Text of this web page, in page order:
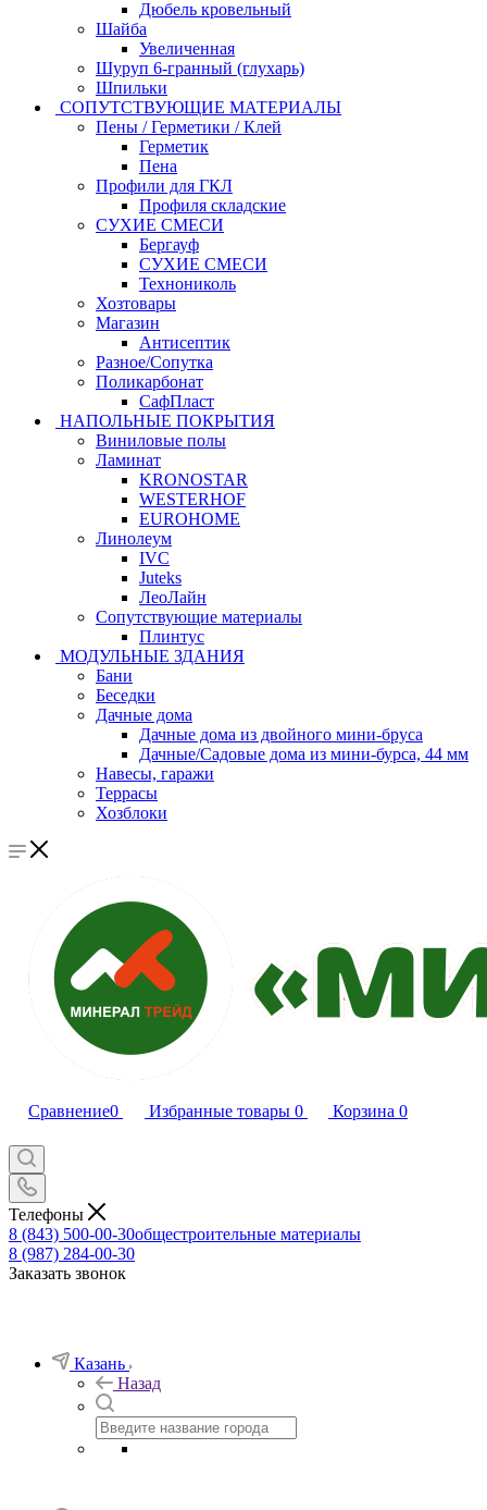
Дюбель кровельный
Шайба
Увеличенная
Шуруп 6-гранный (глухарь)
Шпильки
СОПУТСТВУЮЩИЕ МАТЕРИАЛЫ
Пены / Герметики / Клей
Герметик
Пена
Профили для ГКЛ
Профиля складские
СУХИЕ СМЕСИ
Бергауф
СУХИЕ СМЕСИ
Технониколь
Хозтовары
Магазин
Антисептик
Разное/Сопутка
Поликарбонат
СафПласт
НАПОЛЬНЫЕ ПОКРЫТИЯ
Виниловые полы
Ламинат
KRONOSTAR
WESTERHOF
EUROHOME
Линолеум
IVC
Juteks
ЛеоЛайн
Сопутствующие материалы
Плинтус
МОДУЛЬНЫЕ ЗДАНИЯ
Бани
Беседки
Дачные дома
Дачные дома из двойного мини-бруса
Дачные/Садовые дома из мини-бурса, 44 мм
Навесы, гаражи
Террасы
Хозблоки
Сравнение0 Избранные товары 0 Корзина 0
Телефоны
8 (843) 500-00-30общестроительные материалы
8 (987) 284-00-30
Заказать звонок
Казань
Назад